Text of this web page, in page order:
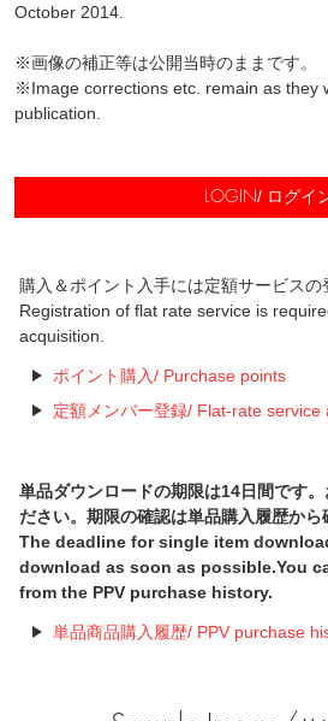
October 2014.
※画像の補正等は公開当時のままです。
※Image corrections etc. remain as they
publication.
LOGIN/ ログイ
購入＆ポイント入手には定額サービスの
Registration of flat rate service is
acquisition.
ポイント購入/ Purchase points
定額メンバー登録/ Flat-rate service
単品ダウンロードの期限は14日間です
ださい。期限の確認は単品購入履歴から
The deadline for single item
download as soon as possible.You
from the PPV purchase history.
単品商品購入履歴/ PPV purchase